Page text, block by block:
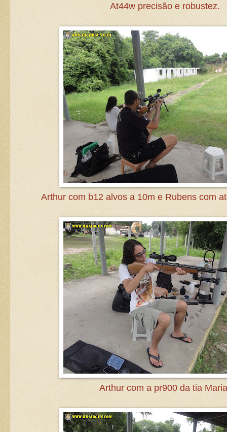
At44w precisão e robustez.
Arthur com b12 alvos a 10m e Rubens com
Arthur com a pr900 da tia